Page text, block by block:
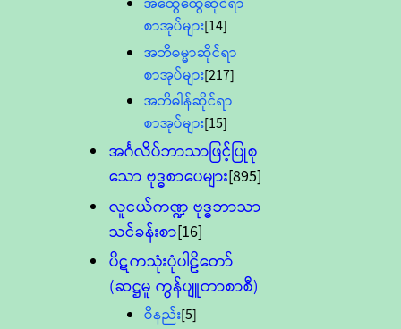
စာအုပ်များ[14]
အဘိဓမ္မာဆိုင်ရာ
စာအုပ်များ[217]
အဘိဓါန်ဆိုင်ရာ
စာအုပ်များ[15]
အင်္ဂလိပ်ဘာသာဖြင့်ပြုစု
သော ဗုဒ္ဓစာပေများ[895]
လူငယ်ကဏ္ဍ ဗုဒ္ဓဘာသာ
သင်ခန်းစာ[16]
ပိဋကသုံးပုံပါဠိတော်
(ဆဋ္ဌမူ ကွန်ပျူတာစာစီ)
ဝိနည်း[5]